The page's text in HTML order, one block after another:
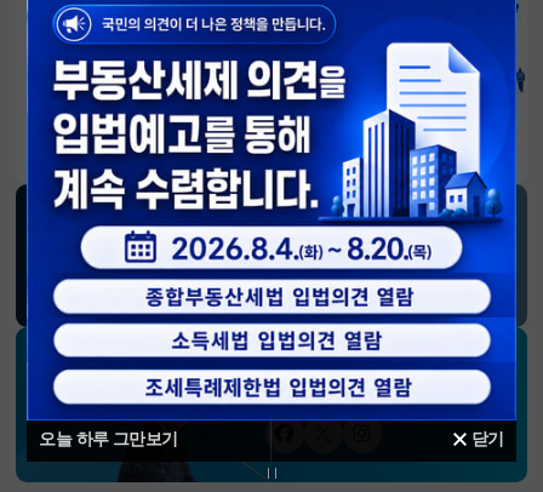
오늘 하루 그만보기 닫기
알림판
국민이 만든 대전환의 길-회복과 도약, 모두의 1년
재정경제부 SNS 소식
블로그페이스북트위터(X)유튜브인스타그램
소통하는 경제 리더 구윤철 장관의
SNS 채널